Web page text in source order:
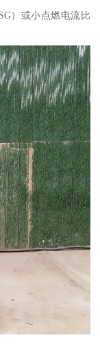
）或小点燃电流比